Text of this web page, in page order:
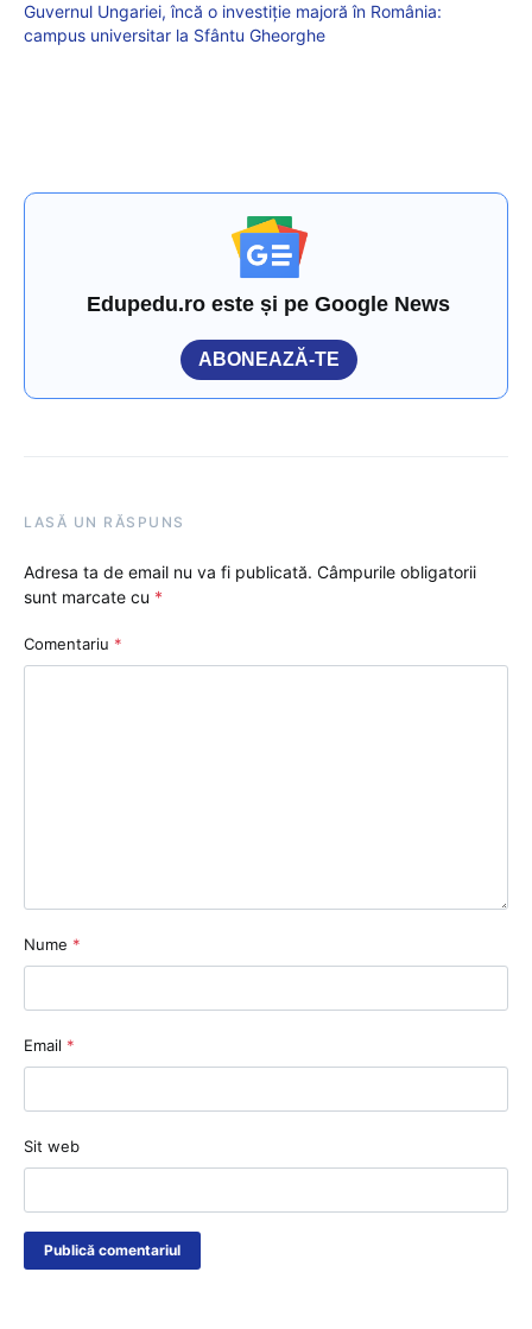
Guvernul Ungariei, încă o investiție majoră în România:
campus universitar la Sfântu Gheorghe
Edupedu.ro este și pe Google News
ABONEAZĂ-TE
LASĂ UN RĂSPUNS
Adresa ta de email nu va fi publicată. Câmpurile obligatorii
sunt marcate cu *
Comentariu *
Nume *
Email *
Sit web